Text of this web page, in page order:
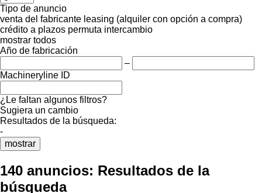
Tipo de anuncio
venta del fabricante leasing (alquiler con opción a compra)
crédito a plazos permuta intercambio
mostrar todos
Año de fabricación
–
Machineryline ID
¿Le faltan algunos filtros?
Sugiera un cambio
Resultados de la búsqueda:
-
mostrar
140 anuncios: Resultados de la
búsqueda